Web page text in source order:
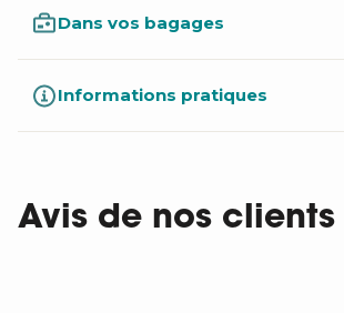
Dans vos bagages
Informations pratiques
Avis de nos clients